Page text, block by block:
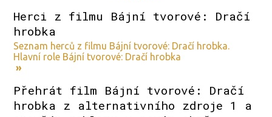
Herci z filmu Bájní tvorové: Dračí
hrobka
Seznam herců z filmu Bájní tvorové: Dračí hrobka.
Hlavní role Bájní tvorové: Dračí hrobka
»
Přehrát film Bájní tvorové: Dračí
hrobka z alternativního zdroje 1 a